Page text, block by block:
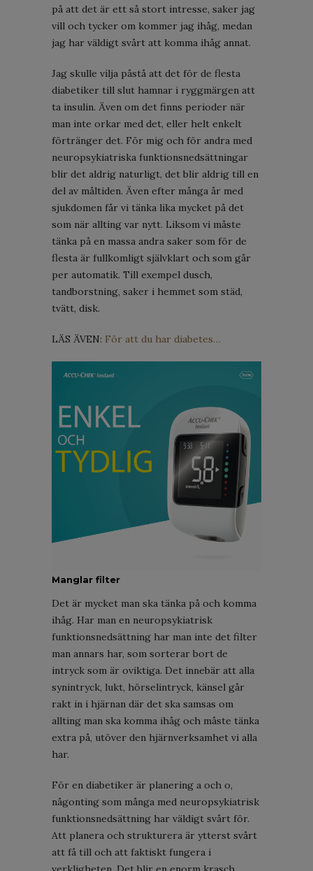
på att det är ett så stort intresse, saker jag
vill och tycker om kommer jag ihåg, medan
jag har väldigt svårt att komma ihåg annat.
Jag skulle vilja påstå att det för de flesta
diabetiker till slut hamnar i ryggmärgen att
ta insulin. Även om det finns perioder när
man inte orkar med det, eller helt enkelt
förtränger det. För mig och för andra med
neuropsykiatriska funktionsnedsättningar
blir det aldrig naturligt, det blir aldrig till en
del av måltiden. Även efter många år med
sjukdomen får vi tänka lika mycket på det
som när allting var nytt. Liksom vi måste
tänka på en massa andra saker som för de
flesta är fullkomligt självklart och som går
per automatik. Till exempel dusch,
tandborstning, saker i hemmet som städ,
tvätt, disk.
LÄS ÄVEN: För att du har diabetes…
Manglar filter
Det är mycket man ska tänka på och komma
ihåg. Har man en neuropsykiatrisk
funktionsnedsättning har man inte det filter
man annars har, som sorterar bort de
intryck som är oviktiga. Det innebär att alla
synintryck, lukt, hörselintryck, känsel går
rakt in i hjärnan där det ska samsas om
allting man ska komma ihåg och måste tänka
extra på, utöver den hjärnverksamhet vi alla
har.
För en diabetiker är planering a och o,
någonting som många med neuropsykiatrisk
funktionsnedsättning har väldigt svårt för.
Att planera och strukturera är ytterst svårt
att få till och att faktiskt fungera i